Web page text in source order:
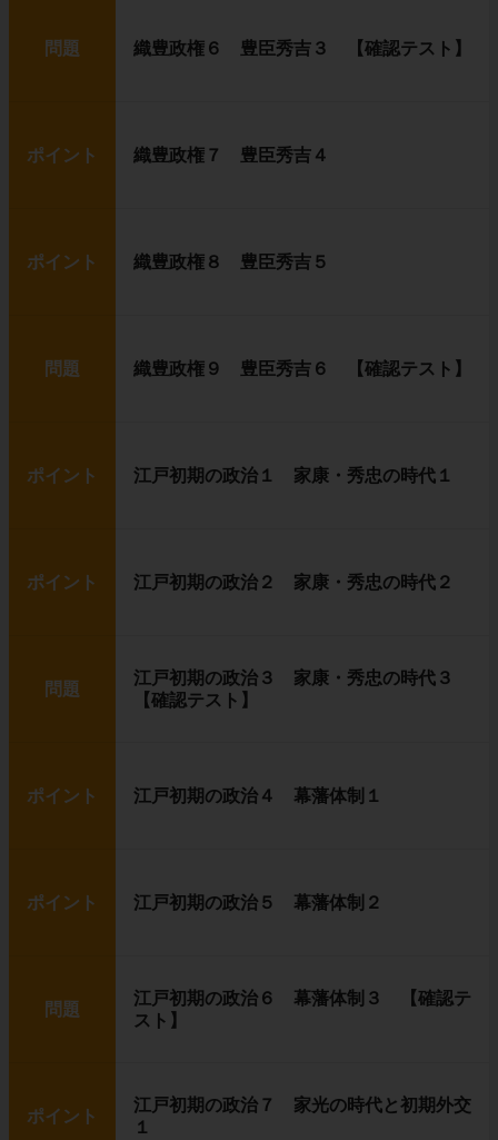
問題 織豊政権６ 豊臣秀吉３ 【確認テスト】
ポイント 織豊政権７ 豊臣秀吉４
ポイント 織豊政権８ 豊臣秀吉５
問題 織豊政権９ 豊臣秀吉６ 【確認テスト】
ポイント 江戸初期の政治１ 家康・秀忠の時代１
ポイント 江戸初期の政治２ 家康・秀忠の時代２
問題
江戸初期の政治３ 家康・秀忠の時代３
【確認テスト】
ポイント 江戸初期の政治４ 幕藩体制１
ポイント 江戸初期の政治５ 幕藩体制２
問題
江戸初期の政治６ 幕藩体制３ 【確認テ
スト】
ポイント
江戸初期の政治７ 家光の時代と初期外交
１